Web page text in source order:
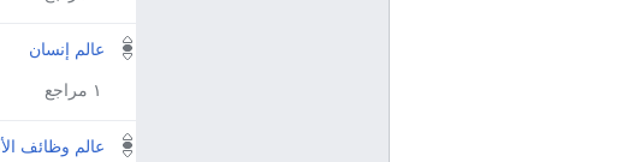
عالم إنسان
١ مراجع
عالم وظائف